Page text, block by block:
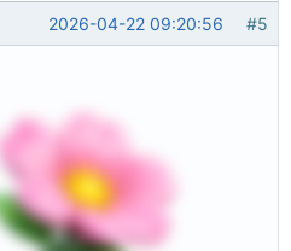
#5
2026-04-22 09:20:56